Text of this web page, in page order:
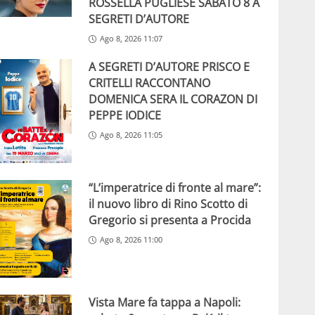
SEGRETI D’AUTORE
Ago 8, 2026 11:07
A SEGRETI D’AUTORE PRISCO E
CRITELLI RACCONTANO
DOMENICA SERA IL CORAZON DI
PEPPE IODICE
Ago 8, 2026 11:05
“L’imperatrice di fronte al mare”:
il nuovo libro di Rino Scotto di
Gregorio si presenta a Procida
Ago 8, 2026 11:00
Vista Mare fa tappa a Napoli: